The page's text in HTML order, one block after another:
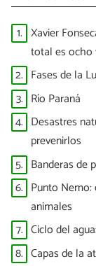
1. Xavier
total es ocho
Mundial”
2. Fases de la
3. Río Paraná
4. Desastres
prevenirlos
5. Banderas de
6. Punto Nemo:
animales
7. Ciclo del
8. Capas de la